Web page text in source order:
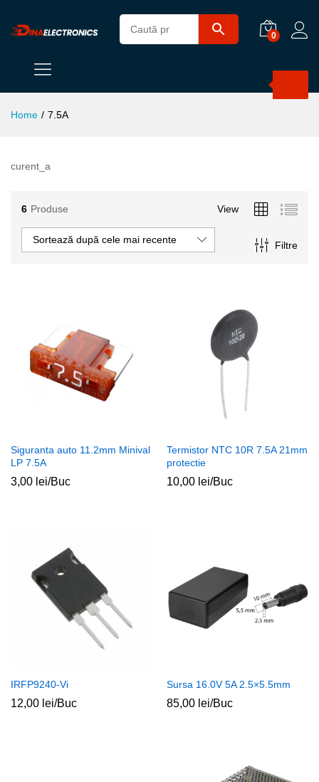
0
Home / 7.5A
curent_a
6 Produse View
Filtre
Sortează după cele mai recente
Siguranta auto 11.2mm Minival
LP 7.5A
3,00 lei/Buc
Termistor NTC 10R 7.5A 21mm
protectie
10,00 lei/Buc
IRFP9240-Vi
12,00 lei/Buc
Sursa 16.0V 5A 2.5×5.5mm
85,00 lei/Buc